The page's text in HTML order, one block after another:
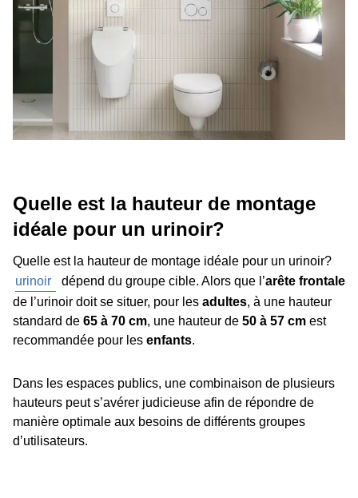
Quelle est la hauteur de montage
idéale pour un urinoir?
Quelle est la hauteur de montage idéale pour un urinoir?
urinoir
dépend du groupe cible. Alors que l’arête frontale
de l’urinoir doit se situer, pour les adultes, à une hauteur
standard de 65 à 70 cm, une hauteur de 50 à 57 cm est
recommandée pour les enfants.
Dans les espaces publics, une combinaison de plusieurs
hauteurs peut s’avérer judicieuse afin de répondre de
manière optimale aux besoins de différents groupes
d’utilisateurs.